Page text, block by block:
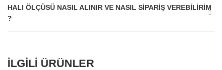
HALI ÖLÇÜSÜ NASIL ALINIR VE NASIL SIPARIŞ VEREBILIRIM
?
İLGILI ÜRÜNLER